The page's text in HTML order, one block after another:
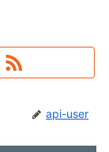
api-user